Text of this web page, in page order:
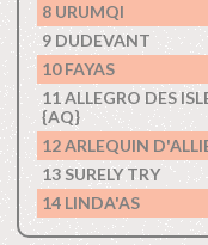
8 URUMQI
9 DUDEVANT
10 FAYAS
11 ALLEGRO DES
{AQ}
12 ARLEQUIN
13 SURELY TRY
14 LINDA'AS